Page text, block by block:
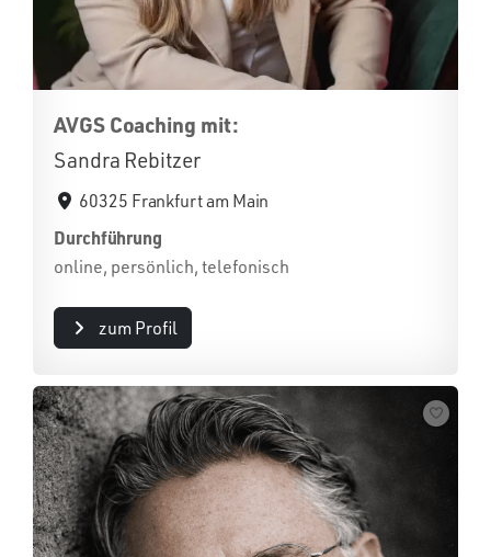
AVGS Coaching mit:
Sandra Rebitzer
60325 Frankfurt am Main
Durchführung
online, persönlich, telefonisch
zum Profil